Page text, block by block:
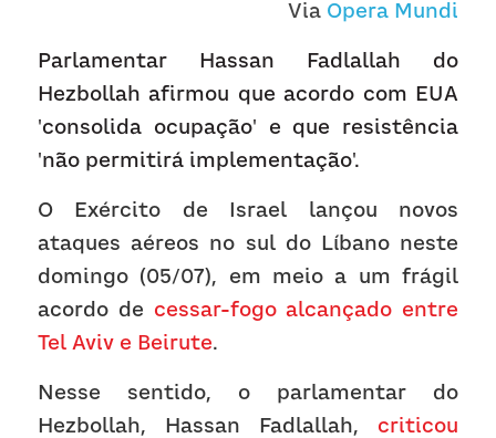
Via Opera Mundi
Parlamentar Hassan Fadlallah do
Hezbollah afirmou que acordo com EUA
'consolida ocupação' e que resistência
'não permitirá implementação'.
O Exército de Israel lançou novos
ataques aéreos no sul do Líbano neste
domingo (05/07), em meio a um frágil
acordo de cessar-fogo alcançado entre
Tel Aviv e Beirute.
Nesse sentido, o parlamentar do
Hezbollah, Hassan Fadlallah, criticou